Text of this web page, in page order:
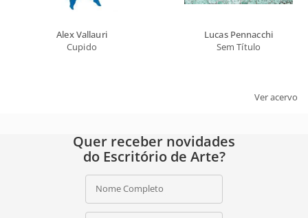
Alex Vallauri
Cupido
Lucas Pennacchi
Sem Título
Ver acervo
Email
Quer receber novidades
do Escritório de Arte?
Nome Completo